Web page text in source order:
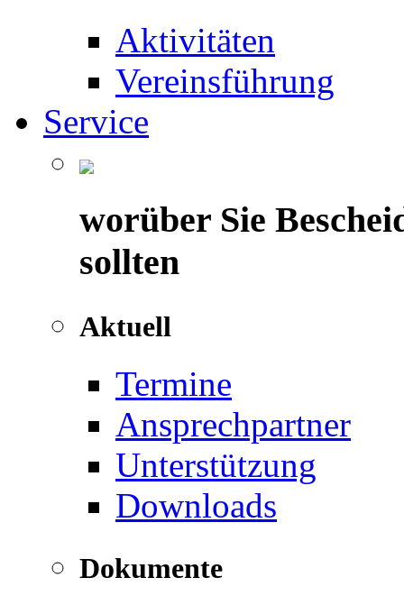
Aktivitäten
Vereinsführung
Service
worüber Sie
sollten
Aktuell
Termine
Ansprechpartner
Unterstützung
Downloads
Dokumente